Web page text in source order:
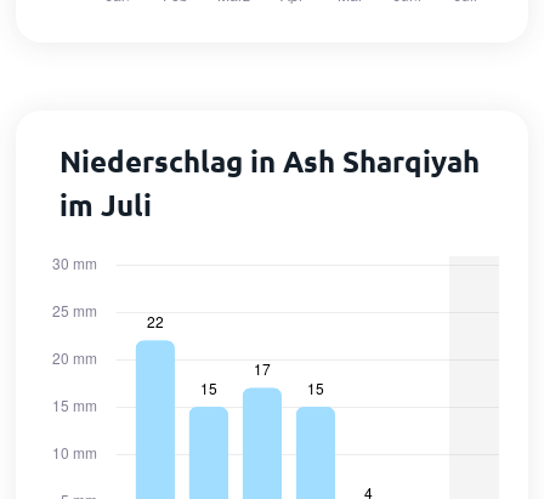
Niederschlag in Ash Sharqiyah
im Juli